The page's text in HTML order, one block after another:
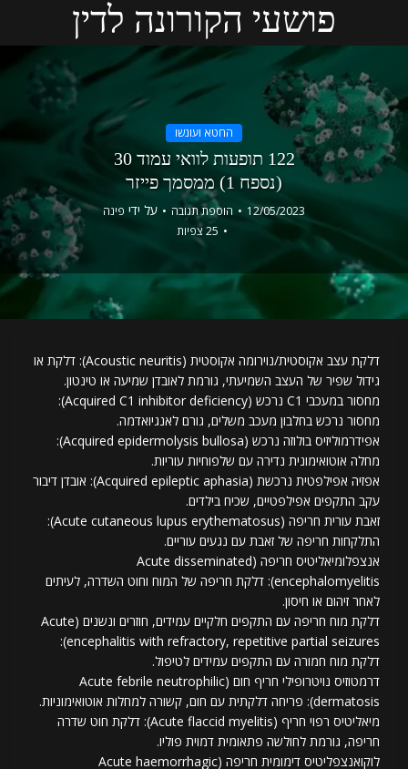
פושעי הקורונה לדין
החטא ועונשו
122 תופעות לוואי עמוד 30
(נספח 1) ממסמך פייזר
12/05/2023 הוספת תגובה על ידי פינה
25 צפיות
דלקת עצב אקוסטית/נוירומה אקוסטית (Acoustic neuritis): דלקת או
גידול שפיר של העצב השמיעתי, גורמת לאובדן שמיעה או טינטון.
מחסור במעכבי C1 נרכש (Acquired C1 inhibitor deficiency):
מחסור נרכש בחלבון מעכב משלים, גורם לאנגיואדמה.
אפידרמוליזיס בולוזה נרכש (Acquired epidermolysis bullosa):
מחלה אוטואימונית נדירה עם שלפוחיות עוריות.
אפזיה אפילפטית נרכשת (Acquired epileptic aphasia): אובדן דיבור
עקב התקפים אפילפטיים, שכיח בילדים.
זאבת עורית חריפה (Acute cutaneous lupus erythematosus):
התלקחות חריפה של זאבת עם נגעים עוריים.
אנצפלומיאליטיס חריפה (Acute disseminated
encephalomyelitis): דלקת חריפה של המוח וחוט השדרה, לעיתים
לאחר זיהום או חיסון.
דלקת מוח חריפה עם התקפים חלקיים עמידים, חוזרים ונשנים (Acute
encephalitis with refractory, repetitive partial seizures):
דלקת מוח חמורה עם התקפים עמידים לטיפול.
דרמטוזיס נויטרופילי חריף חום (Acute febrile neutrophilic
dermatosis): פריחה דלקתית עם חום, קשורה למחלות אוטואימוניות.
מיאליטיס רפוי חריף (Acute flaccid myelitis): דלקת חוט שדרה
חריפה, גורמת לחולשה פתאומית דמוית פוליו.
לוקואנצפליטיס דימומית חריפה (Acute haemorrhagic